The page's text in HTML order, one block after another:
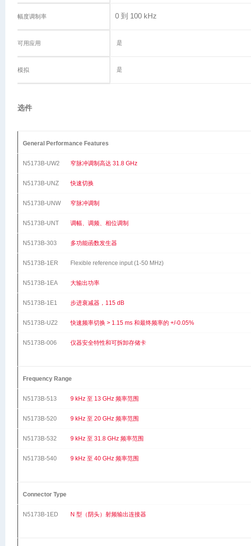
幅度调制率 0 到 100 kHz
可用应用 是
模拟 是
选件
General Performance Features
N5173B-UW2 窄脉冲调制高达 31.8 GHz
N5173B-UNZ 快速切换
N5173B-UNW 窄脉冲调制
N5173B-UNT 调幅、调频、相位调制
N5173B-303 多功能函数发生器
N5173B-1ER Flexible reference input (1-50 MHz)
N5173B-1EA 大输出功率
N5173B-1E1 步进衰减器，115 dB
N5173B-UZ2 快速频率切换 > 1.15 ms 和最终频率的 +/-0.05%
N5173B-006 仪器安全特性和可拆卸存储卡
Frequency Range
N5173B-513 9 kHz 至 13 GHz 频率范围
N5173B-520 9 kHz 至 20 GHz 频率范围
N5173B-532 9 kHz 至 31.8 GHz 频率范围
N5173B-540 9 kHz 至 40 GHz 频率范围
Connector Type
N5173B-1ED N 型（阴头）射频输出连接器